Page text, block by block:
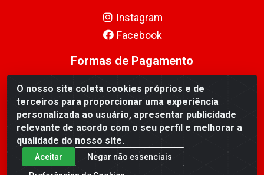
O nosso site coleta cookies próprios e de
terceiros para proporcionar uma experiência
personalizada ao usuário, apresentar publicidade
relevante de acordo com o seu perfil e melhorar a
qualidade do nosso site.
Aceitar
Negar não essenciais
Instagram
Facebook
Formas de Pagamento
Ricopeças Comércio de componentes Eletrônicos Ltda -
Rua Alicio Francisco Mafra, 968 - Jardim Taroba,
Cambé/PR - CEP 86.191-390 - CNPJ 06.241.208/0001-
89